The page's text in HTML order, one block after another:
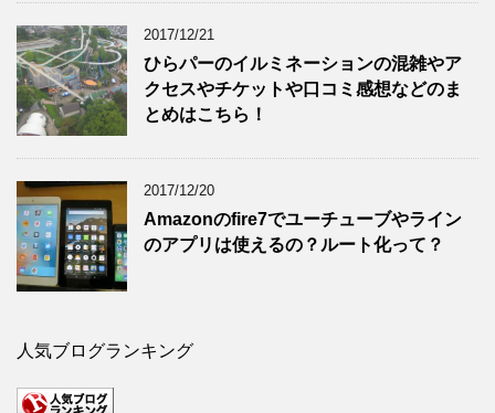
2017/12/21
ひらパーのイルミネーションの混雑やア
クセスやチケットや口コミ感想などのま
とめはこちら！
2017/12/20
Amazonのfire7でユーチューブやライン
のアプリは使えるの？ルート化って？
人気ブログランキング